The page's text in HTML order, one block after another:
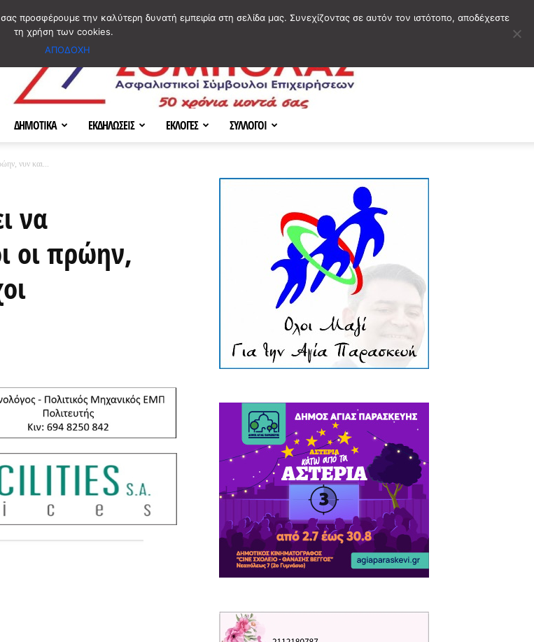
ΔΗΜΟΤΙΚΑ ΕΚΔΗΛΩΣΕΙΣ ΕΚΛΟΓΕΣ ΣΥΛΛΟΓΟΙ
νυν και...
να
οι πρώην,
προσφέρουμε την καλύτερη δυνατή εμπειρία στη σελίδα μας. Συνεχίζοντας σε αυτόν τον ιστότοπο, αποδέχεστε
τη χρήση των cookies.
ΑΠΟΔΟΧΗ